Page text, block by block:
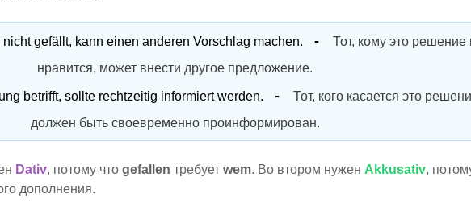
gefällt, kann einen anderen Vorschlag machen.
Тот, кому это решение
нравится, может внести другое предложение.
betrifft, sollte rechtzeitig informiert werden.
Тот, кого касается это
должен быть своевременно проинформирован.
Dativ, потому что gefallen требует wem. Во втором нужен Akkusativ,
дополнения.